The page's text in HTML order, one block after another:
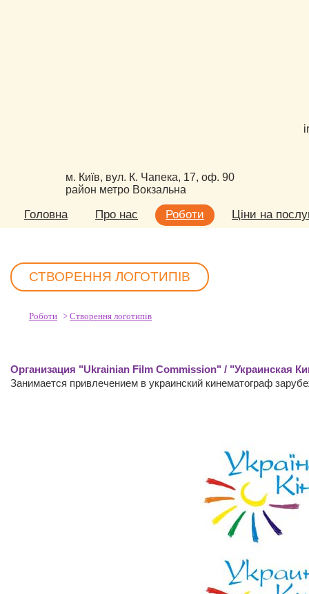
м. Київ, вул. К. Чапека, 17, оф. 90
район метро Вокзальна
Головна Про нас Роботи Ціни на
СТВОРЕННЯ ЛОГОТИПІВ
Роботи > Створення логотипів
Организация "Ukrainian Film Commission" / "Украинская
Занимается привлечением в украинский кинематограф